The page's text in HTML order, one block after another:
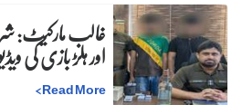
غالب مارکیٹ:
اور ہلڑ بازی کی ویڈیو
Read More
>